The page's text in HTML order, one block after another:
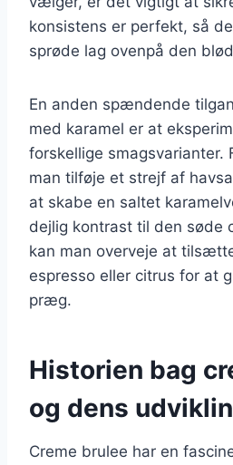
konsistens er perfekt, så
sprøde lag ovenpå den
En anden spændende
med karamel er at
forskellige smagsvarianter.
man tilføje et strejf af
at skabe en saltet
dejlig kontrast til den søde
kan man overveje at
espresso eller citrus for at
præg.
Historien bag
og dens
Creme brulee har en